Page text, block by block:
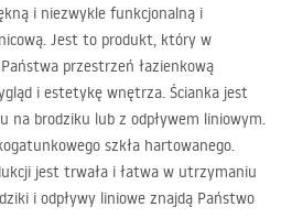
i niezwykle funkcjonalną i
Jest to produkt, który w
przestrzeń łazienkową
i estetykę wnętrza. Ścianka jest
na brodziku lub z odpływem liniowym.
szkła hartowanego.
jest trwała i łatwa w utrzymaniu
i odpływy liniowe znajdą Państwo